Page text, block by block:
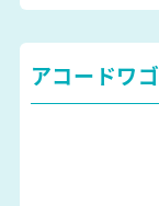
アコードワ